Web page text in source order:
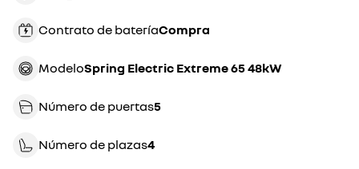
Contrato de batería compra
Modelo Spring Electric Extreme 65 48kW
Número de puertas5
Número de plazas4